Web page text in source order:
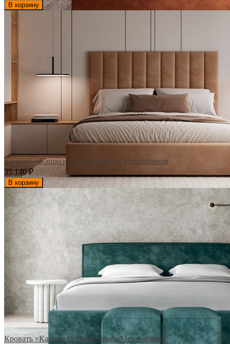
В корзину
Кровать «Каприз» С Подъемным Механизмом
35 140₽
В корзину
Кровать «Капри» С Подъемным Механизмом